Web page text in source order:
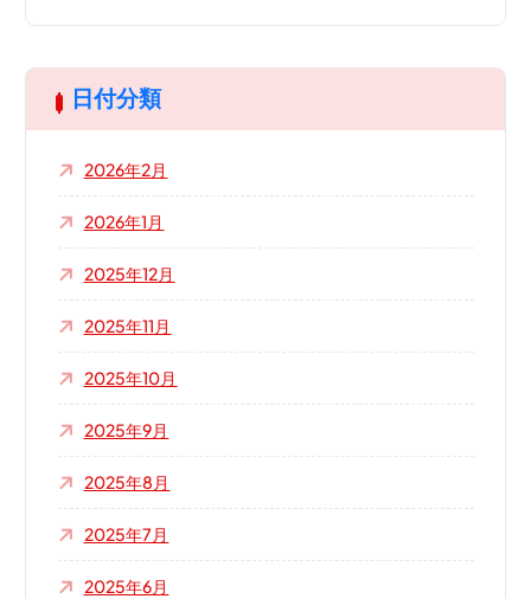
日付分類
2026年2月
2026年1月
2025年12月
2025年11月
2025年10月
2025年9月
2025年8月
2025年7月
2025年6月